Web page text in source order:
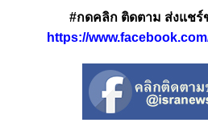
#กดคลิก ติดตาม ส่งแชร์
https://